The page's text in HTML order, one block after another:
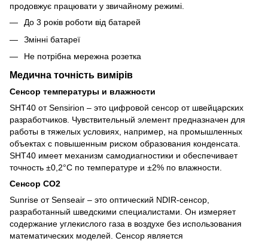
продовжує працювати у звичайному режимі.
До 3 років роботи від батарей
Змінні батареї
Не потрібна мережна розетка
Медична точність вимірів
Сенсор температуры и влажности
SHT40 от Sensirion – это цифровой сенсор от швейцарских
разработчиков. Чувствительный элемент предназначен для
работы в тяжелых условиях, например, на промышленных
объектах с повышенным риском образования конденсата.
SHT40 имеет механизм самодиагностики и обеспечивает
точность ±0,2°C по температуре и ±2% по влажности.
Сенсор CO2
Sunrise от Senseair – это оптический NDIR-сенсор,
разработанный шведскими специалистами. Он измеряет
содержание углекислого газа в воздухе без использования
математических моделей. Сенсор является